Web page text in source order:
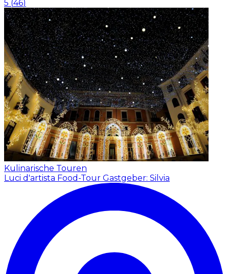
5 (46)
Kulinarische Touren
Luci d'artista Food-Tour Gastgeber: Silvia